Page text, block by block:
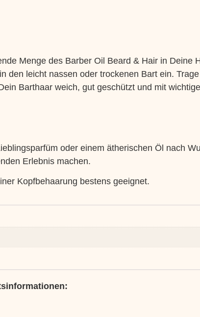
Menge des Barber Oil Beard & Hair in Deine
den leicht nassen oder trockenen Bart ein.
Barthaar weich, gut geschützt und mit
oder einem ätherischen Öl nach
Erlebnis machen.
Kopfbehaarung bestens geeignet.